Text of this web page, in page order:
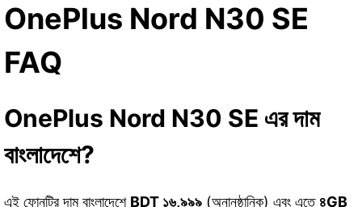
OnePlus Nord N30 SE
FAQ
OnePlus Nord N30 SE এর দাম
বাংলাদেশে?
এই ফোনটির দাম বাংলাদেশে BDT ১৬,৯৯৯ (অনানুষ্ঠানিক) এবং এতে ৪GB